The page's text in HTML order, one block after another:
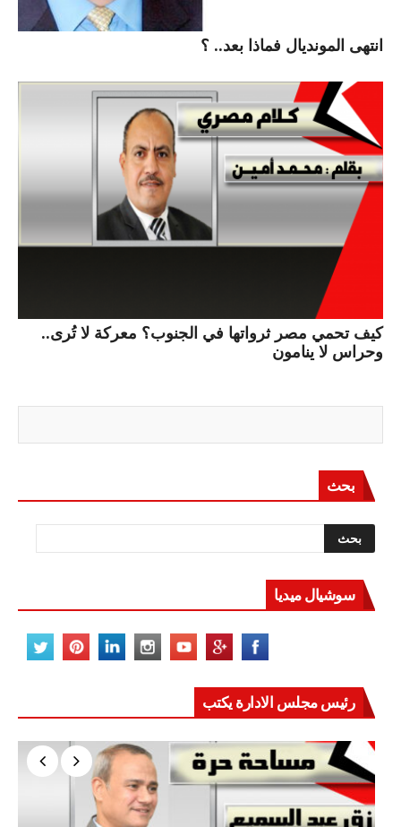
انتهى المونديال فماذا بعد.. ؟
كيف تحمي مصر ثرواتها في الجنوب؟ معركة لا تُرى..
وحراس لا ينامون
بحث
سوشيال ميديا
رئيس مجلس الادارة يكتب